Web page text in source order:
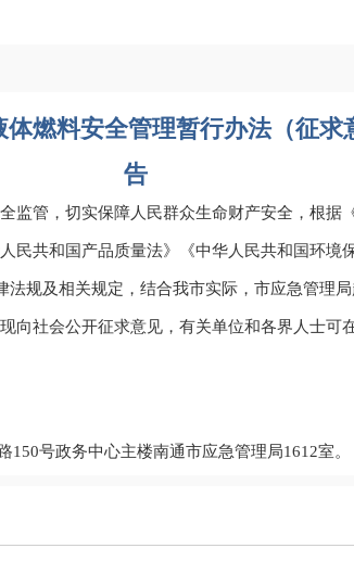
燃料安全管理暂行办法（征求
告
监管，切实保障人民群众生命财产安全，根据
民共和国产品质量法》《中华人民共和国环境
法规及相关规定，结合我市实际，市应急管理
向社会公开征求意见，有关单位和各界人士可
150号政务中心主楼南通市应急管理局1612室。